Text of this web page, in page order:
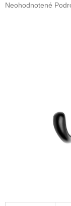
Priemerné
Neohodnotené